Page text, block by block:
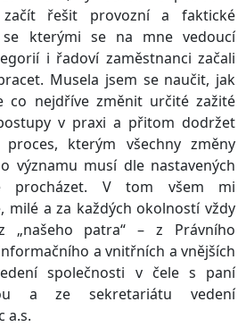
řešit provozní a faktické
kterými se na mne vedoucí
i řadoví zaměstnanci začali
Musela jsem se naučit, jak
co nejdříve změnit určité zažité
v praxi a přitom dodržet
proces, kterým všechny změny
významu musí dle nastavených
procházet. V tom všem mi
milé a za každých okolností vždy
„našeho patra“ – z Právního
a vnitřních a vnějších
společnosti v čele s paní
a ze sekretariátu vedení
a.s.